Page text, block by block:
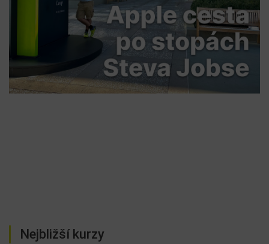
Nejbližší kurzy